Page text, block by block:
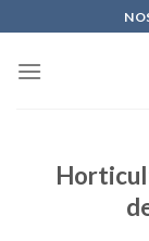
to
content